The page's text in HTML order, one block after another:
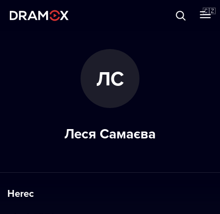
🇨🇿
ЛС
Леся Самаєва
Herec